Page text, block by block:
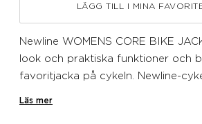
LÄGG TILL I MINA
Newline WOMENS CORE BIKE
look och praktiska funktioner och
favoritjacka på cykeln. Newline-
Läs mer